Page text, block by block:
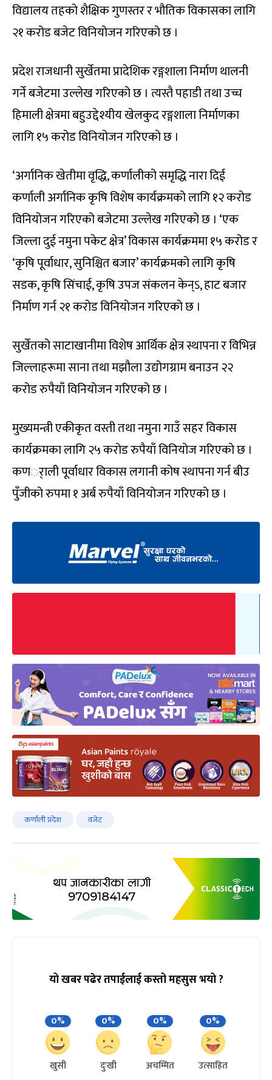
विद्यालय तहको शैक्षिक गुणस्तर र भौतिक विकासका लागि
२१ करोड बजेट विनियोजन गरिएको छ ।
प्रदेश राजधानी सुर्खेतमा प्रादेशिक रङ्गशाला निर्माण थालनी
गर्ने बजेटमा उल्लेख गरिएको छ । त्यस्तै पहाडी तथा उच्च
हिमाली क्षेत्रमा बहुउद्देश्यीय खेलकुद रङ्गशाला निर्माणका
लागि १५ करोड विनियोजन गरिएको छ ।
‘अर्गानिक खेतीमा वृद्धि, कर्णालीको समृद्धि नारा दिई
कर्णाली अर्गानिक कृषि विशेष कार्यक्रमको लागि १२ करोड
विनियोजन गरिएको बजेटमा उल्लेख गरिएको छ । ‘एक
जिल्ला दुई नमुना पकेट क्षेत्र’ विकास कार्यक्रममा १५ करोड र
‘कृषि पूर्वाधार, सुनिश्चित बजार’ कार्यक्रमको लागि कृषि
सडक, कृषि सिंचाई, कृषि उपज संकलन केन्ऽ, हाट बजार
निर्माण गर्न २१ करोड विनियोजन गरिएको छ ।
सुर्खेतको साटाखानीमा विशेष आर्थिक क्षेत्र स्थापना र विभिन्न
जिल्लाहरूमा साना तथा मझौला उद्योगग्राम बनाउन २२
करोड रुपैयाँ विनियोजन गरिएको छ ।
मुख्यमन्त्री एकीकृत वस्ती तथा नमुना गाउँ सहर विकास
कार्यक्रमका लागि २५ करोड रुपैयाँ विनियोज गरिएको छ ।
कणर्ाली पूर्वाधार विकास लगानी कोष स्थापना गर्न बीउ
पुँजीको रुपमा १ अर्ब रुपैयाँ विनियोजन गरिएको छ ।
कर्णाली प्रदेश वजेट
यो खबर पढेर तपाईलाई कस्तो महसुस भयो ?
0%
खुसी
0%
दुःखी
0%
अचम्मित
0%
उत्साहित